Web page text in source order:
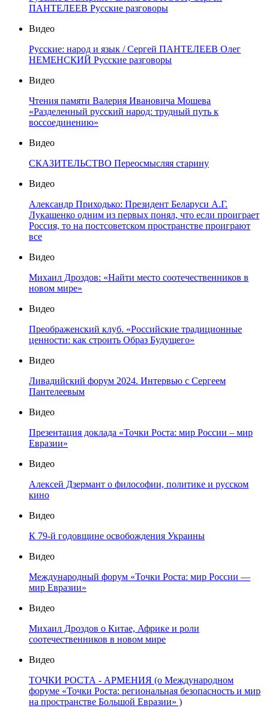
ПАНТЕЛЕЕВ Русские разговоры
Видео
Русские: народ и язык / Сергей ПАНТЕЛЕЕВ Олег
НЕМЕНСКИЙ Русские разговоры
Видео
Чтения памяти Валерия Ивановича Мошева
«Разделенный русский народ: трудный путь к
воссоединению»
Видео
СКАЗИТЕЛЬСТВО Переосмысляя старину
Видео
Александр Приходько: Президент Беларуси А.Г.
Лукашенко одним из первых понял, что если проиграет
Россия, то на постсоветском пространстве проиграют
все
Видео
Михаил Дроздов: «Найти место соотечественников в
новом мире»
Видео
Преображенский клуб. «Российские традиционные
ценности: как строить Образ Будущего»
Видео
Ливадийский форум 2024. Интервью с Сергеем
Пантелеевым
Видео
Презентация доклада «Точки Роста: мир России – мир
Евразии»
Видео
Алексей Дзермант о философии, политике и русском
кино
Видео
К 79-й годовщине освобождения Украины
Видео
Международный форум «Точки Роста: мир России —
мир Евразии»
Видео
Михаил Дроздов о Китае, Африке и роли
соотечественников в новом мире
Видео
ТОЧКИ РОСТА - АРМЕНИЯ (о Международном
форуме «Точки Роста: региональная безопасность и мир
на пространстве Большой Евразии» )